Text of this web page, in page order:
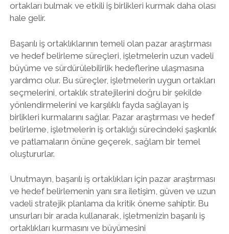
ortakları bulmak ve etkili iş birlikleri kurmak daha olası
hale gelir.
Başarılı iş ortaklıklarının temeli olan pazar araştırması
ve hedef belirleme süreçleri, işletmelerin uzun vadeli
büyüme ve sürdürülebilirlik hedeflerine ulaşmasına
yardımcı olur. Bu süreçler, işletmelerin uygun ortakları
seçmelerini, ortaklık stratejilerini doğru bir şekilde
yönlendirmelerini ve karşılıklı fayda sağlayan iş
birlikleri kurmalarını sağlar. Pazar araştırması ve hedef
belirleme, işletmelerin iş ortaklığı sürecindeki şaşkınlık
ve patlamaların önüne geçerek, sağlam bir temel
oluştururlar.
Unutmayın, başarılı iş ortaklıkları için pazar araştırması
ve hedef belirlemenin yanı sıra iletişim, güven ve uzun
vadeli stratejik planlama da kritik öneme sahiptir. Bu
unsurları bir arada kullanarak, işletmenizin başarılı iş
ortaklıkları kurmasını ve büyümesini